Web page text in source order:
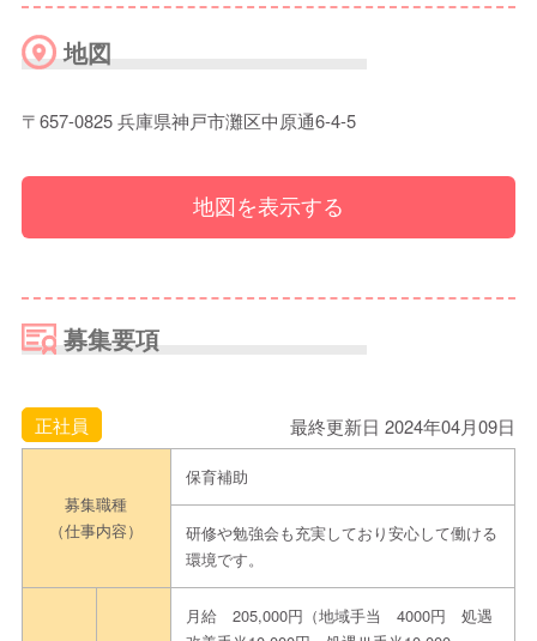
地図
〒657-0825 兵庫県神戸市灘区中原通6-4-5
地図を表示する
募集要項
正社員 最終更新日 2024年04月09日
募集職種
（仕事内容）
保育補助
研修や勉強会も充実しており安心して働ける
環境です。
月給 205,000円（地域手当 4000円 処遇